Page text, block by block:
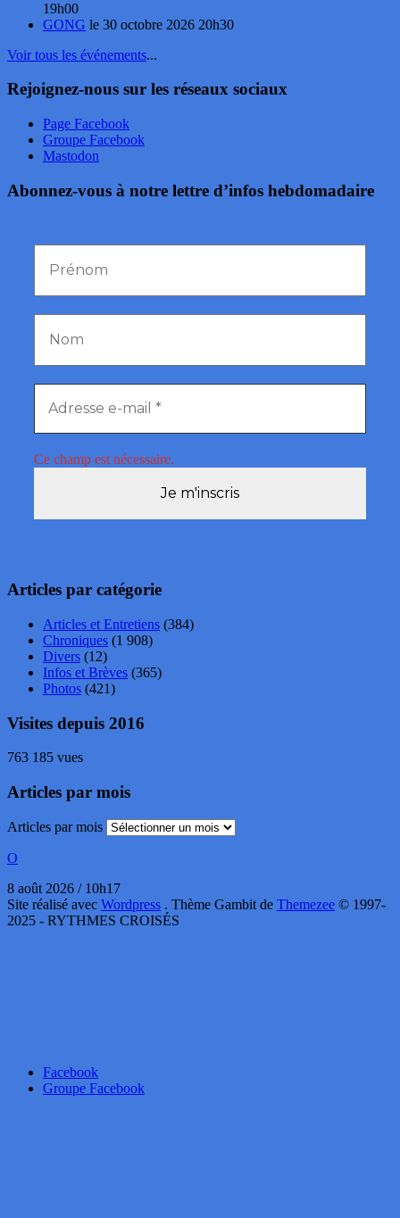
19h00
GONG le 30 octobre 2026 20h30
Voir tous les événements...
Rejoignez-nous sur les réseaux sociaux
Page Facebook
Groupe Facebook
Mastodon
Abonnez-vous à notre lettre d’infos hebdomadaire
Ce champ est nécessaire.
Articles par catégorie
Articles et Entretiens (384)
Chroniques (1 908)
Divers (12)
Infos et Brèves (365)
Photos (421)
Visites depuis 2016
763 185 vues
Articles par mois
Articles par mois
O
8 août 2026 / 10h17
Site réalisé avec Wordpress . Thème Gambit de Themezee © 1997-
2025 - RYTHMES CROISÉS
Facebook
Groupe Facebook